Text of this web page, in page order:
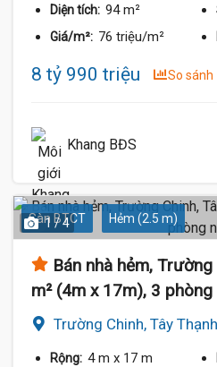
Diện tích: 94 m²
Giá/m²: 76 triệu/m²
8 tỷ 990 triệu So sánh
Khang BĐS
Sàn BTCT Hẻm (2.5 m)
1 / 4
Bán nhà hẻm,
m² (4m x 17m), 3 phòng
Trường Chinh, Tây
Rộng: 4 m x 17 m